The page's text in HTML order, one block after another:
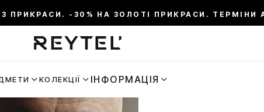
ПРИКРАСИ. -30% НА ЗОЛОТІ ПРИКРАСИ. ТЕРМІНИ
КОЛЕКЦІЇ ІНФОРМАЦІЯ